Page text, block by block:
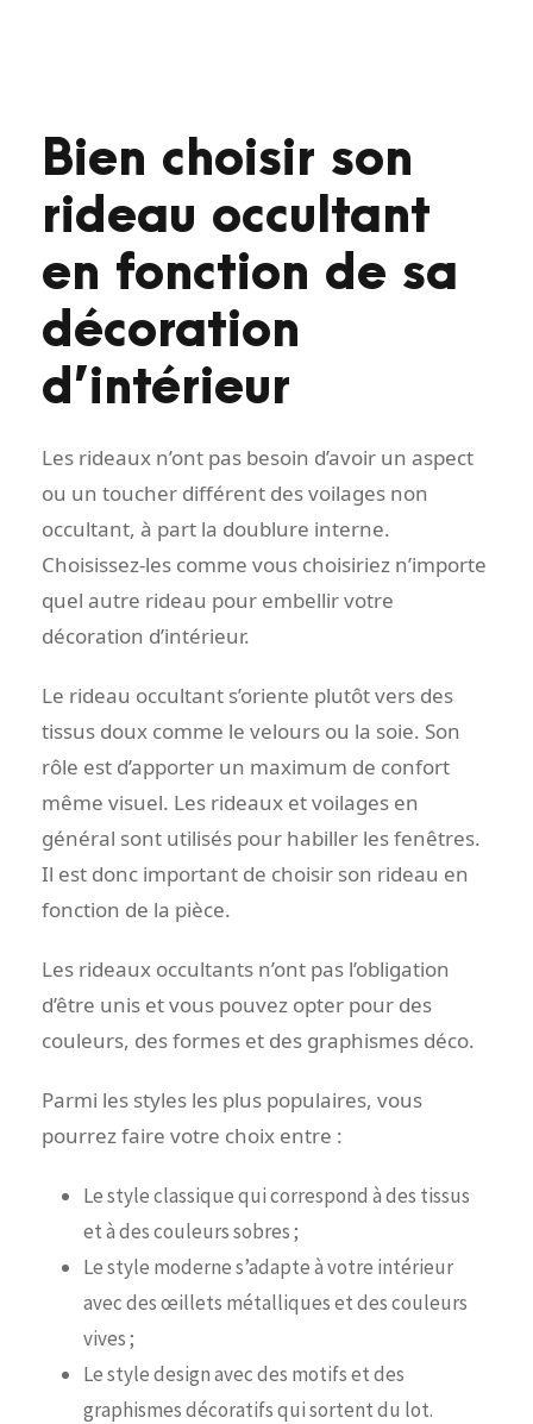
Bien choisir son
rideau occultant
en fonction de sa
décoration
d’intérieur
Les rideaux n’ont pas besoin d’avoir un aspect
ou un toucher différent des voilages non
occultant, à part la doublure interne.
Choisissez-les comme vous choisiriez n’importe
quel autre rideau pour embellir votre
décoration d’intérieur.
Le rideau occultant s’oriente plutôt vers des
tissus doux comme le velours ou la soie. Son
rôle est d’apporter un maximum de confort
même visuel. Les rideaux et voilages en
général sont utilisés pour habiller les fenêtres.
Il est donc important de choisir son rideau en
fonction de la pièce.
Les rideaux occultants n’ont pas l’obligation
d’être unis et vous pouvez opter pour des
couleurs, des formes et des graphismes déco.
Parmi les styles les plus populaires, vous
pourrez faire votre choix entre :
Le style classique qui correspond à des tissus
et à des couleurs sobres ;
Le style moderne s’adapte à votre intérieur
avec des œillets métalliques et des couleurs
vives ;
Le style design avec des motifs et des
graphismes décoratifs qui sortent du lot.